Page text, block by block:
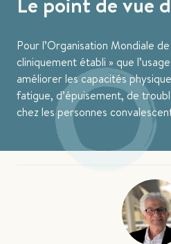
Pour l’Organisation Mondiale
cliniquement établi
que
améliorer les capacités
fatigue, d’épuisement, de
chez les personnes